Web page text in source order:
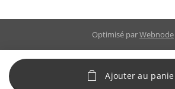
Ajouter au
Optimisé parWebnode